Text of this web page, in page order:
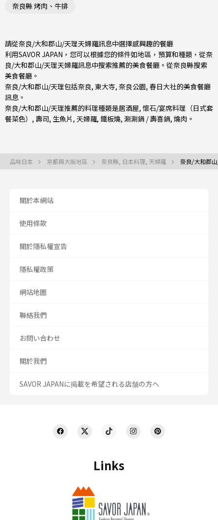
奈良縣 烤肉、牛排
請從奈良/大和郡山/天理天婦羅訊息中選擇感興趣的餐廳
利用SAVOR JAPAN，您可以根據您的條件如地區，預算和種類，從奈
良/大和郡山/天理天婦羅訊息中搜索推薦的美食餐廳。從奈良縣搜索
美食餐廳。
奈良/大和郡山/天理包括奈良, 東大寺, 奈良公園, 春日大社的美食餐廳
訊息。
奈良/大和郡山/天理推薦的料理種類是居酒屋, 懷石/宴席料理（日式套
餐菜色） , 壽司, 生魚片 , 天婦羅, 鐵板燒, 涮涮鍋 / 壽喜鍋, 燒肉 。
品味日本 京都與大阪地區 奈良縣, 日本料理, 天婦羅 奈良/大和郡
Links
關於本網站
使用條款
關於隱私權宣告
隱私權政策
網站地圖
聯絡我們
お問い合わせ
關於我們
SAVOR JAPANに掲載を希望される店舗の方へ